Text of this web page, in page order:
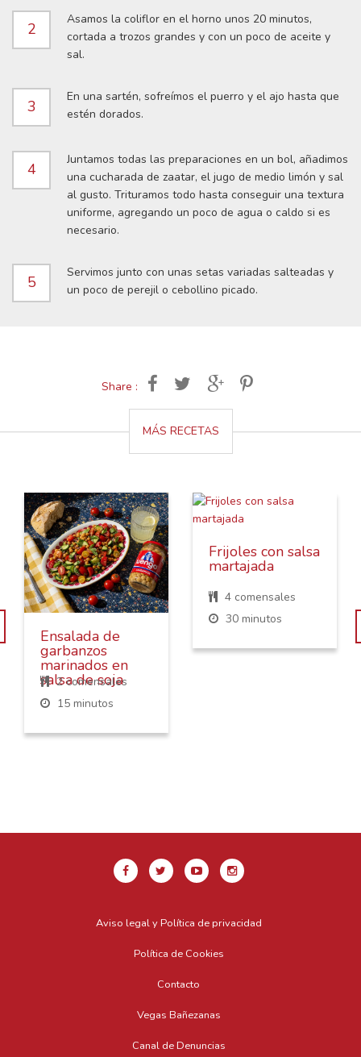
2
Asamos la coliflor en el horno unos 20 minutos,
cortada a trozos grandes y con un poco de aceite y
sal.
3
En una sartén, sofreímos el puerro y el ajo hasta que
estén dorados.
4
Juntamos todas las preparaciones en un bol, añadimos
una cucharada de zaatar, el jugo de medio limón y sal
al gusto. Trituramos todo hasta conseguir una textura
uniforme, agregando un poco de agua o caldo si es
necesario.
5
Servimos junto con unas setas variadas salteadas y
un poco de perejil o cebollino picado.
Share :
MÁS RECETAS
Ensalada de
garbanzos
marinados en
salsa de soja
2 comensales
15 minutos
Frijoles con salsa
martajada
4 comensales
30 minutos
Aviso legal y Política de privacidad
Política de Cookies
Contacto
Vegas Bañezanas
Canal de Denuncias